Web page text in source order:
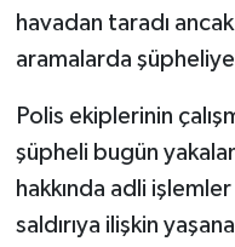
havadan taradı
aramalarda şüpheliye
Polis ekiplerinin
şüpheli bugün
hakkında adli işlemler
saldırıya ilişkin